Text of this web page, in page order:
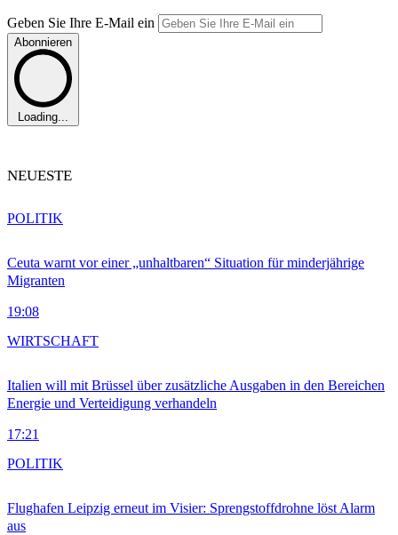
Geben Sie Ihre E-Mail ein
Abonnieren
Loading...
NEUESTE
Ceuta warnt vor einer „unhaltbaren“ Situation für minderjährige
Migranten
19:08
POLITIK
Italien will mit Brüssel über zusätzliche Ausgaben in den Bereichen
Energie und Verteidigung verhandeln
17:21
WIRTSCHAFT
Flughafen Leipzig erneut im Visier: Sprengstoffdrohne löst Alarm
aus
POLITIK